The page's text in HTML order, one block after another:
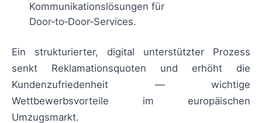
Kommunikationslösungen für
Door‑to‑Door‑Services.
Ein strukturierter, digital unterstützter Prozess
senkt Reklamationsquoten und erhöht die
Kundenzufriedenheit — wichtige
Wettbewerbsvorteile im europäischen
Umzugsmarkt.